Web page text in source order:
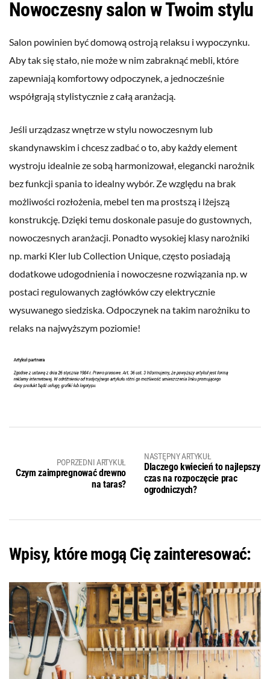
Nowoczesny salon w Twoim stylu
Salon powinien być domową ostroją relaksu i wypoczynku.
Aby tak się stało, nie może w nim zabraknąć mebli, które
zapewniają komfortowy odpoczynek, a jednocześnie
współgrają stylistycznie z całą aranżacją.
Jeśli urządzasz wnętrze w stylu nowoczesnym lub
skandynawskim i chcesz zadbać o to, aby każdy element
wystroju idealnie ze sobą harmonizował, elegancki narożnik
bez funkcji spania to idealny wybór. Ze względu na brak
możliwości rozłożenia, mebel ten ma prostszą i lżejszą
konstrukcję. Dzięki temu doskonale pasuje do gustownych,
nowoczesnych aranżacji. Ponadto wysokiej klasy narożniki
np. marki Kler lub Collection Unique, często posiadają
dodatkowe udogodnienia i nowoczesne rozwiązania np. w
postaci regulowanych zagłówków czy elektrycznie
wysuwanego siedziska. Odpoczynek na takim narożniku to
relaks na najwyższym poziomie!
POPRZEDNI ARTYKUŁ
Czym zaimpregnować drewno
na taras?
NASTĘPNY ARTYKUŁ
Dlaczego kwiecień to najlepszy
czas na rozpoczęcie prac
ogrodniczych?
Wpisy, które mogą Cię zainteresować: